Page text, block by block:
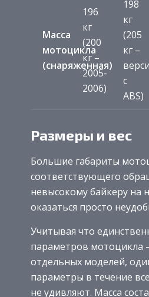
Масса
мотоцикла
(снаряженная)
196
кг
(200
кг –
2005-
2006)
198
кг
(205
кг –
с
ABS)
Размеры и вес
Большие габариты
соответствующего
невысокому байкеру на
оказаться просто
Учитывая что
параметров мотоцикла
отдельных моделей,
параметры в течение
не удивляют. Масса